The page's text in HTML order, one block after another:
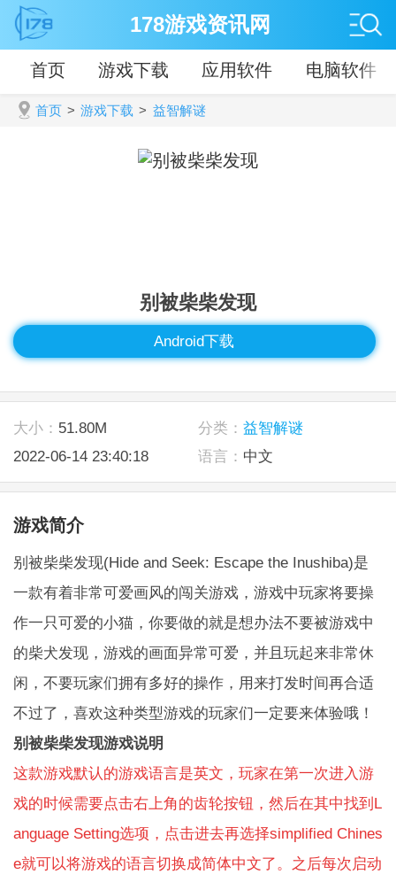
178游戏资讯网
首页 游戏下载 应用软件 电脑软件
首页 > 游戏下载 > 益智解谜
别被柴柴发现
Android下载
大小： 51.80M 分类： 益智解谜
2022-06-14 23:40:18
语言： 中文
游戏简介
别被柴柴发现(Hide and Seek: Escape the Inushiba)是
一款有着非常可爱画风的闯关游戏，游戏中玩家将要操
作一只可爱的小猫，你要做的就是想办法不要被游戏中
的柴犬发现，游戏的画面异常可爱，并且玩起来非常休
闲，不要玩家们拥有多好的操作，用来打发时间再合适
不过了，喜欢这种类型游戏的玩家们一定要来体验哦！
别被柴柴发现游戏说明
这款游戏默认的游戏语言是英文，玩家在第一次进入游
戏的时候需要点击右上角的齿轮按钮，然后在其中找到L
anguage Setting选项，点击进去再选择simplified Chines
e就可以将游戏的语言切换成简体中文了。之后每次启动